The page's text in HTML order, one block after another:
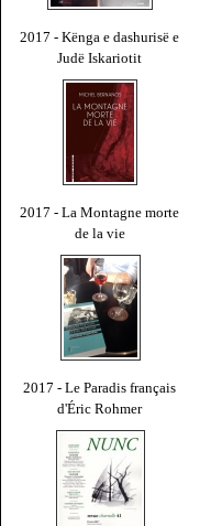
2017 - Kënga e dashurisë e
Judë Iskariotit
2017 - La Montagne morte
de la vie
2017 - Le Paradis français
d'Éric Rohmer